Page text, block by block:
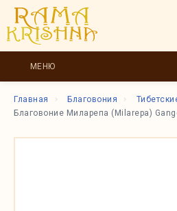
МЕНЮ
Главная Благовония
Благовоние Миларепа (Milarepa)